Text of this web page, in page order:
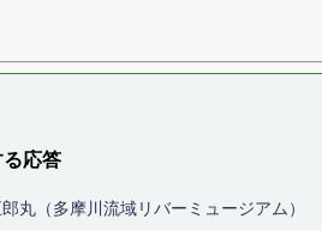
応答
丸（多摩川流域リバーミュージアム）